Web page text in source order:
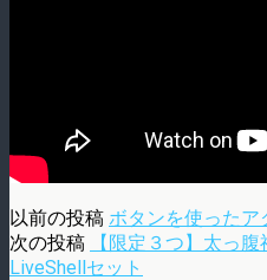
以前の投稿 ボタンを使ったア
次の投稿
【限定３つ】太っ
LiveShellセット